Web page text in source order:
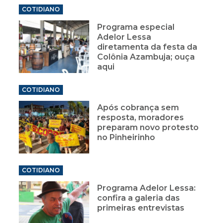
COTIDIANO
Programa especial
Adelor Lessa
diretamenta da festa da
Colônia Azambuja; ouça
aqui
COTIDIANO
Após cobrança sem
resposta, moradores
preparam novo protesto
no Pinheirinho
COTIDIANO
Programa Adelor Lessa:
confira a galeria das
primeiras entrevistas